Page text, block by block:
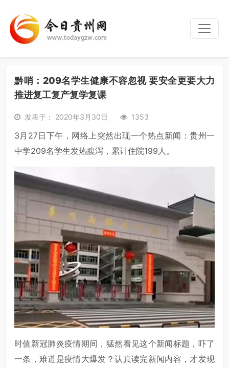
黔哨：209名学生健康不容忽视 要安全更要大力
推进复工复产复学复课
发表于： 2020年3月30日 1353
3月27日下午，网络上突然出现一个热点新闻：贵州一
中学209名学生发热腹泻，累计住院199人。
时值新冠肺炎疫情期间，猛然看见这个新闻标题，吓了
一条，难道是疫情大爆发？认真读完新闻内容，才发现